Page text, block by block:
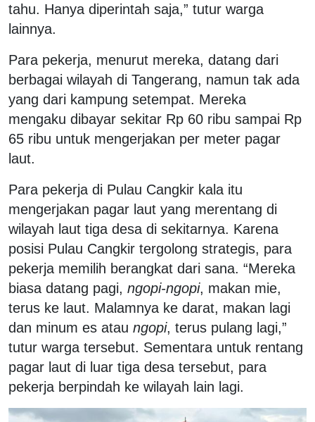
tahu. Hanya diperintah saja,” tutur warga
lainnya.
Para pekerja, menurut mereka, datang dari
berbagai wilayah di Tangerang, namun tak ada
yang dari kampung setempat. Mereka
mengaku dibayar sekitar Rp 60 ribu sampai Rp
65 ribu untuk mengerjakan per meter pagar
laut.
Para pekerja di Pulau Cangkir kala itu
mengerjakan pagar laut yang merentang di
wilayah laut tiga desa di sekitarnya. Karena
posisi Pulau Cangkir tergolong strategis, para
pekerja memilih berangkat dari sana. “Mereka
biasa datang pagi, ngopi-ngopi, makan mie,
terus ke laut. Malamnya ke darat, makan lagi
dan minum es atau ngopi, terus pulang lagi,”
tutur warga tersebut. Sementara untuk rentang
pagar laut di luar tiga desa tersebut, para
pekerja berpindah ke wilayah lain lagi.